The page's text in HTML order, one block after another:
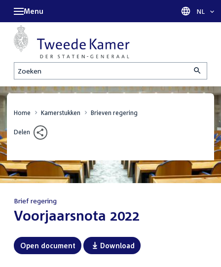
Zoeken
Menu Taal
NL
Home Kamerstukken Brieven regering
Delen
Brief regering
:Voorjaarsnota 2022
Open document Download